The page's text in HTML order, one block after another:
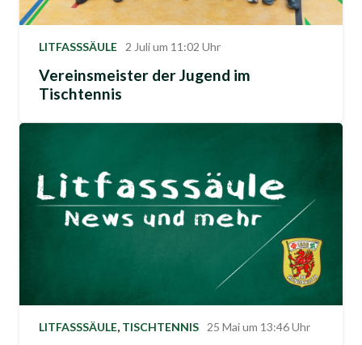
LITFASSSÄULE 2 Juli um 11:02 Uhr
Vereinsmeister der Jugend im
Tischtennis
LITFASSSÄULE, TISCHTENNIS 25 Mai um 13:46 Uhr